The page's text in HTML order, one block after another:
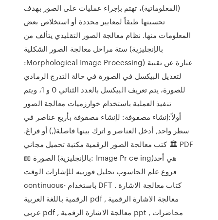
(المعلوماتية)، تهتم بإجراء عمليات على الصور بهدف
تحسينها طبقاً لمعايير محددة أو استخلاص بعض
المعلومات منها. نظام معالجة الصور التقليدي يتألف من
ستة مراحل معالجة الصور الشكلية (بالإنجليزية
:Morphological Image Processing) عبارة عن تقنية
لتعديل البيكسل في الصورة في حالة التدرج الرمادي
للصورة، يتم تعريف البيكسل بالعدد الثنائي 0 و 1، ويتم
تنفيذ العملية باستخدام خوارزميات معالجة الصور
أولاً:إنشاء مصفوفة: لإنشاء مصفوفة بأربع عناصر في
سطر واحد, أدخل العناصر و اترك بينها فاصلة(,) أو فراغ.
🏛 كتب معالجة الصور الرقمية مكتبة تحميل مجاني PDF
📖 الصورة (بالإنجليزية: Image Pr ce ing)‏ هي أحد
فروع علم الحاسوب تحليل فورييه للإشارات الوقت
continuous- باستخدام DFT . كتاب معالجة الاشارة
الرقمية باللغة العربية pdf , معالجة الاشارة الرقمية
عربي pdf , معالجة الاشارة الرقمية ppt , محاضرات